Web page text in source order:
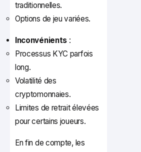
traditionnelles.
Options de jeu variées.
Inconvénients :
Processus KYC parfois
long.
Volatilité des
cryptomonnaies.
Limites de retrait élevées
pour certains joueurs.
En fin de compte, les